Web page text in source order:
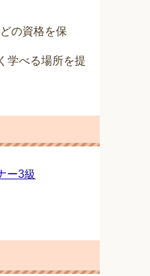
の資格を保
学べる場所を提
ー3級